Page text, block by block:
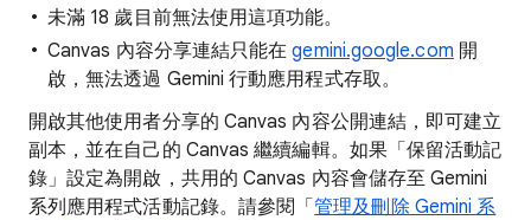
未滿 18 歲目前無法使用這項功能。
Canvas 內容分享連結只能在gemini.google.com 開
啟，無法透過 Gemini 行動應用程式存取。
開啟其他使用者分享的 Canvas 內容公開連結，即可建立
副本，並在自己的 Canvas 繼續編輯。如果「保留活動記
錄」設定為開啟，共用的 Canvas 內容會儲存至 Gemini
系列應用程式活動記錄。請參閱「管理及刪除 Gemini 系